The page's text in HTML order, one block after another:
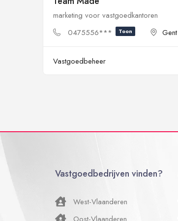
marketing voor vastgoedkantoren
0475556***
Toon Gent
Vastgoedbeheer
Vastgoedbedrijven vinden?
West-Vlaanderen